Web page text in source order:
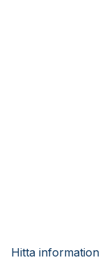
Hitta